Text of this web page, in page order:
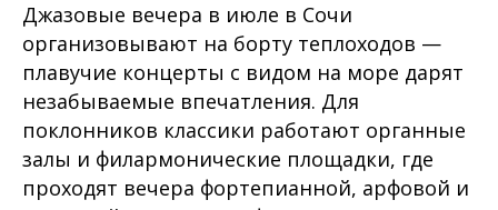
Джазовые вечера в июле в Сочи
организовывают на борту теплоходов —
плавучие концерты с видом на море дарят
незабываемые впечатления. Для
поклонников классики работают органные
залы и филармонические площадки, где
проходят вечера фортепианной, арфовой и